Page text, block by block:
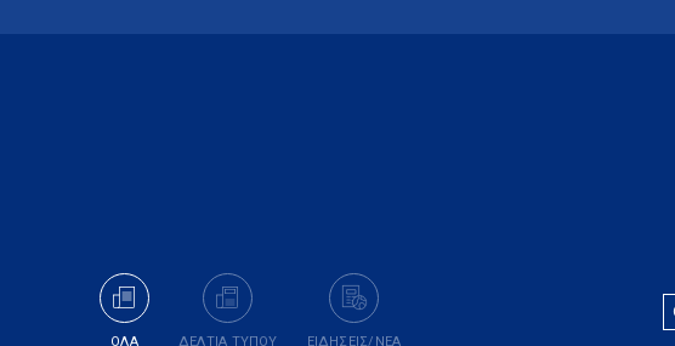
ΟΛΑ ΔΕΛΤΙΑ ΤΥΠΟΥ ΕΙΔΗΣΕΙΣ/ΝΕΑ